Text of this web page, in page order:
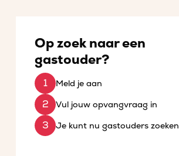
Op zoek naar een
gastouder?
Meld je aan
Vul jouw opvangvraag in
Je kunt nu gastouders zoeken